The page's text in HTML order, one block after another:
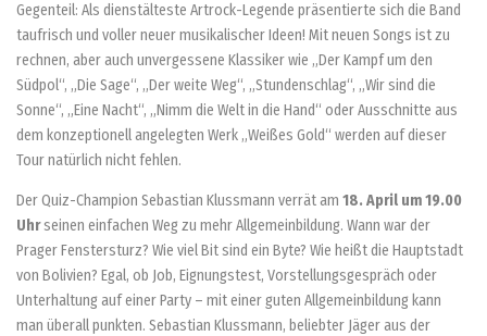
Gegenteil: Als dienstälteste Artrock-Legende präsentierte sich die Band
taufrisch und voller neuer musikalischer Ideen! Mit neuen Songs ist zu
rechnen, aber auch unvergessene Klassiker wie „Der Kampf um den
Südpol“, „Die Sage“, „Der weite Weg“, „Stundenschlag“, „Wir sind die
Sonne“, „Eine Nacht“, „Nimm die Welt in die Hand“ oder Ausschnitte aus
dem konzeptionell angelegten Werk „Weißes Gold“ werden auf dieser
Tour natürlich nicht fehlen.
Der Quiz-Champion Sebastian Klussmann verrät am 18. April um 19.00
Uhrseinen einfachen Weg zu mehr Allgemeinbildung. Wann war der
Prager Fenstersturz? Wie viel Bit sind ein Byte? Wie heißt die Hauptstadt
von Bolivien? Egal, ob Job, Eignungstest, Vorstellungsgespräch oder
Unterhaltung auf einer Party – mit einer guten Allgemeinbildung kann
man überall punkten. Sebastian Klussmann, beliebter Jäger aus der